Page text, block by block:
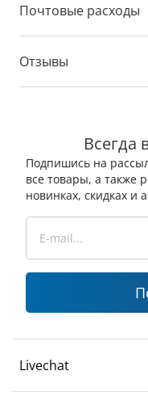
Почтовые расходы
Отзывы
Всегда
Подпишись на
все товары, а также
новинках, скидках и
Livechat